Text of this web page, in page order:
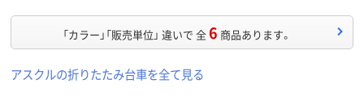
「カラー」「販売単位」 違いで 全6 商品あります。
アスクルの折りたたみ台車を全て見る